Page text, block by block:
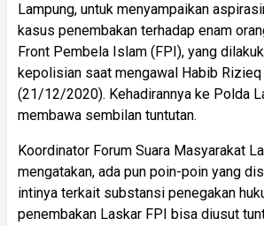
Lampung, untuk menyampaikan
kasus penembakan terhadap enam
Front Pembela Islam (FPI), yang
kepolisian saat mengawal Habib Rizieq
(21/12/2020). Kehadirannya ke Polda
membawa sembilan tuntutan.
Koordinator Forum Suara Masyarakat
mengatakan, ada pun poin-poin yang
intinya terkait substansi penegakan
penembakan Laskar FPI bisa diusut